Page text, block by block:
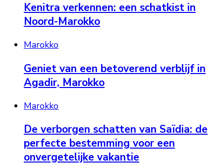
Kenitra verkennen: een schatkist in
Noord-Marokko
Marokko
Geniet van een betoverend verblijf in
Agadir, Marokko
Marokko
De verborgen schatten van Saïdia: de
perfecte bestemming voor een
onvergetelijke vakantie